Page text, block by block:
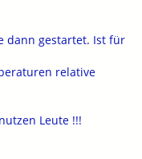
dann gestartet. Ist für
relative
Leute !!!